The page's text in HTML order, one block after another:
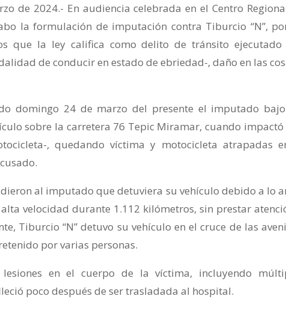
de 2024.- En audiencia celebrada en el Centro
la formulación de imputación contra Tiburcio “N”,
que la ley califica como delito de tránsito
de conducir en estado de ebriedad-, daño en las
domingo 24 de marzo del presente el imputado
sobre la carretera 76 Tepic Miramar, cuando
, quedando víctima y motocicleta atrapadas
al imputado que detuviera su vehículo debido a lo
velocidad durante 1.112 kilómetros, sin prestar
Tiburcio “N” detuvo su vehículo en el cruce de las
por varias personas.
en el cuerpo de la víctima, incluyendo
poco después de ser trasladada al hospital.